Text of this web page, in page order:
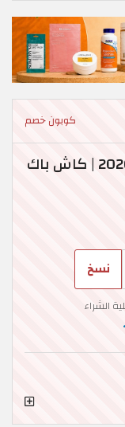
كوبون خصم
كود خصم نون الجمعة الصفراء 2026 | كاش باك
نسخ
الشراء